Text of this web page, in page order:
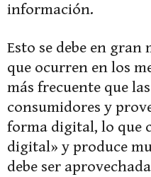
información.
Esto se debe en gran
que ocurren en los
más frecuente que
consumidores y
forma digital, lo que
digital» y produce
debe ser